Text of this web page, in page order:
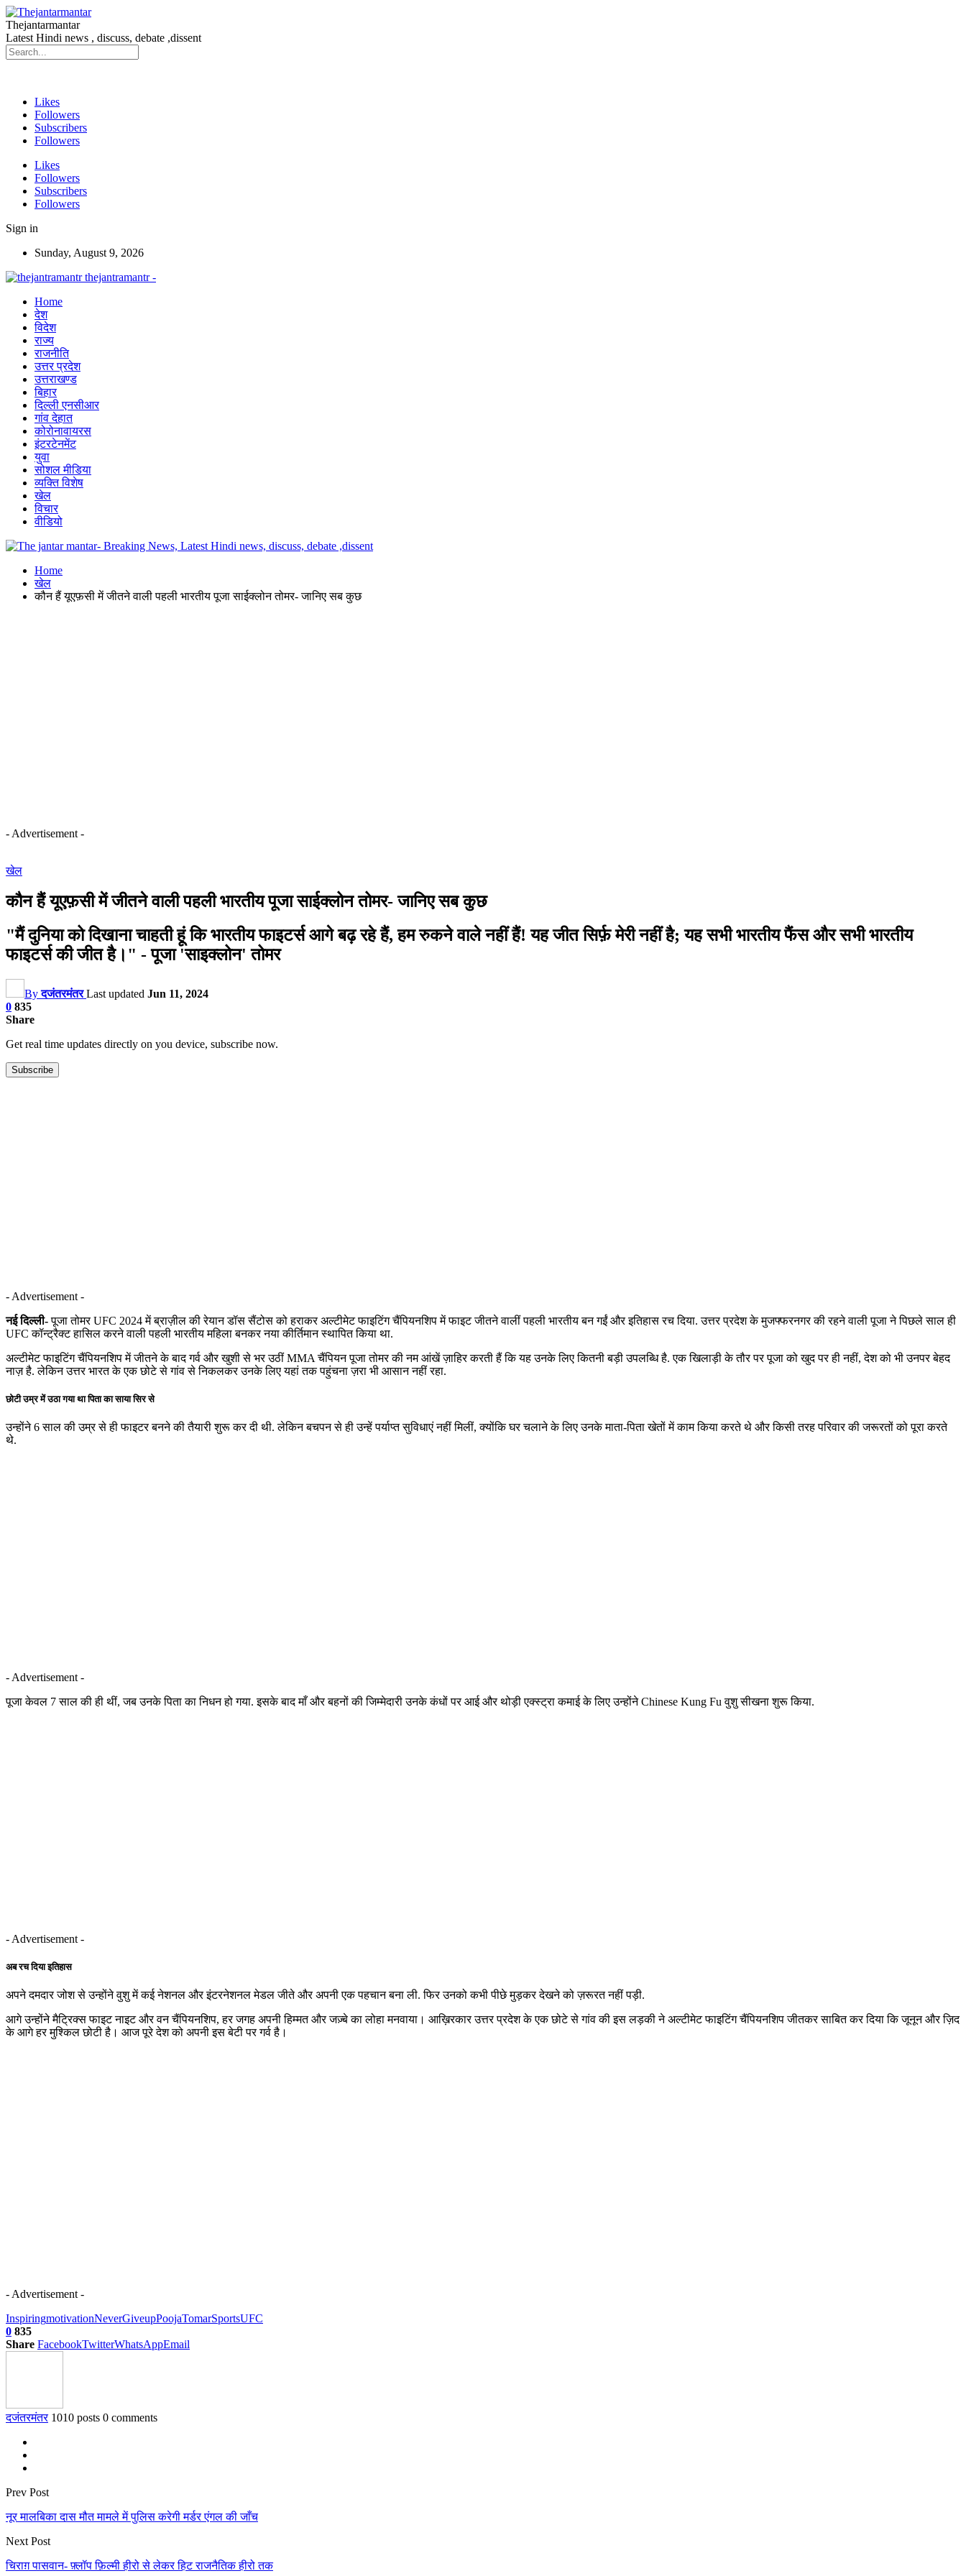
Thejantarmantar
Latest Hindi news , discuss, debate ,dissent
Likes
Followers
Subscribers
Followers
Likes
Followers
Subscribers
Followers
Sign in
Sunday, August 9, 2026
thejantramantr -
Home
देश
विदेश
राज्य
राजनीति
उत्तर प्रदेश
उत्तराखण्ड
बिहार
दिल्ली एनसीआर
गांव देहात
कोरोनावायरस
इंटरटेनमेंट
युवा
सोशल मीडिया
व्यक्ति विशेष
खेल
विचार
वीडियो
Home
खेल
कौन हैं यूएफ़सी में जीतने वाली पहली भारतीय पूजा साईक्लोन तोमर- जानिए सब कुछ
- Advertisement -
खेल
कौन हैं यूएफ़सी में जीतने वाली पहली भारतीय पूजा साईक्लोन तोमर- जानिए सब कुछ
"मैं दुनिया को दिखाना चाहती हूं कि भारतीय फाइटर्स आगे बढ़ रहे हैं, हम रुकने वाले नहीं हैं! यह जीत सिर्फ़ मेरी नहीं है; यह सभी भारतीय फैंस और सभी भारतीय
फाइटर्स की जीत है।" - पूजा 'साइक्लोन' तोमर
Byदजंतरमंतर Last updated Jun 11, 2024
0 835
Share
Get real time updates directly on you device, subscribe now.
Subscribe
- Advertisement -
नई दिल्ली-पूजा तोमर UFC 2024 में ब्राज़ील की रेयान डॉस सैंटोस को हराकर अल्टीमेट फाइटिंग चैंपियनशिप में फाइट जीतने वालीं पहली भारतीय बन गईं और इतिहास रच दिया. उत्तर प्रदेश के मुजफ्फरनगर की रहने वाली पूजा ने पिछले साल ही
UFC कॉन्ट्रैक्ट हासिल करने वाली पहली भारतीय महिला बनकर नया कीर्तिमान स्थापित किया था.
अल्टीमेट फाइटिंग चैंपियनशिप में जीतने के बाद गर्व और खुशी से भर उठीं MMA चैंपियन पूजा तोमर की नम आंखें ज़ाहिर करती हैं कि यह उनके लिए कितनी बड़ी उपलब्धि है. एक खिलाड़ी के तौर पर पूजा को खुद पर ही नहीं, देश को भी उनपर बेहद
नाज़ है. लेकिन उत्तर भारत के एक छोटे से गांव से निकलकर उनके लिए यहां तक पहुंचना ज़रा भी आसान नहीं रहा.
छोटी उम्र में उठा गया था पिता का साया सिर से
उन्होंने 6 साल की उम्र से ही फाइटर बनने की तैयारी शुरू कर दी थी. लेकिन बचपन से ही उन्हें पर्याप्त सुविधाएं नहीं मिलीं, क्योंकि घर चलाने के लिए उनके माता-पिता खेतों में काम किया करते थे और किसी तरह परिवार की जरूरतों को पूरा करते
थे.
- Advertisement -
पूजा केवल 7 साल की ही थीं, जब उनके पिता का निधन हो गया. इसके बाद माँ और बहनों की जिम्मेदारी उनके कंधों पर आई और थोड़ी एक्स्ट्रा कमाई के लिए उन्होंने Chinese Kung Fu वुशु सीखना शुरू किया.
- Advertisement -
अब रच दिया इतिहास
अपने दमदार जोश से उन्होंने वुशु में कई नेशनल और इंटरनेशनल मेडल जीते और अपनी एक पहचान बना ली. फिर उनको कभी पीछे मुड़कर देखने को ज़रूरत नहीं पड़ी.
आगे उन्होंने मैट्रिक्स फाइट नाइट और वन चैंपियनशिप, हर जगह अपनी हिम्मत और जज़्बे का लोहा मनवाया। आख़िरकार उत्तर प्रदेश के एक छोटे से गांव की इस लड़की ने अल्टीमेट फाइटिंग चैंपियनशिप जीतकर साबित कर दिया कि जूनून और ज़िद
के आगे हर मुश्किल छोटी है। आज पूरे देश को अपनी इस बेटी पर गर्व है।
- Advertisement -
InspiringmotivationNeverGiveupPoojaTomarSportsUFC
0 835
Share FacebookTwitterWhatsAppEmail
दजंतरमंतर 1010 posts 0 comments
Prev Post
नूर मालबिका दास मौत मामले में पुलिस करेगी मर्डर एंगल की जाँच
Next Post
चिराग़ पासवान- फ़्लॉप फ़िल्मी हीरो से लेकर हिट राजनैतिक हीरो तक